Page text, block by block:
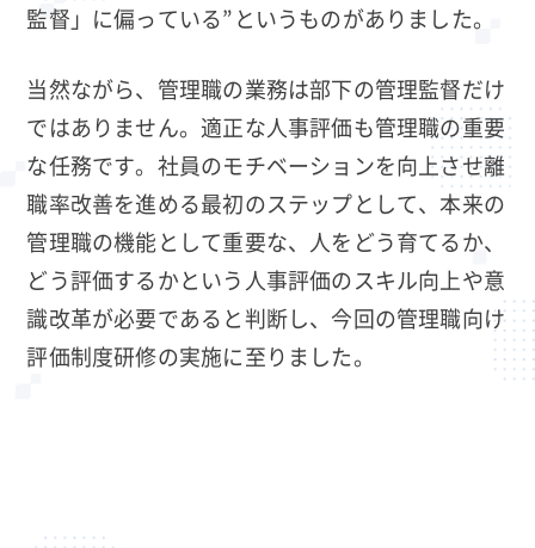
監督」に偏っている”というものがありました。
当然ながら、管理職の業務は部下の管理監督だけ
ではありません。適正な人事評価も管理職の重要
な任務です。社員のモチベーションを向上させ離
職率改善を進める最初のステップとして、本来の
管理職の機能として重要な、人をどう育てるか、
どう評価するかという人事評価のスキル向上や意
識改革が必要であると判断し、今回の管理職向け
評価制度研修の実施に至りました。